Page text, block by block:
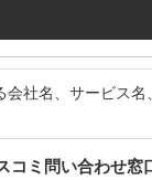
社名、サービス
コミ問い合わせ窓